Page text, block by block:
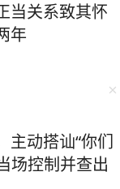
当关系致其怀
年
主动搭讪“你们
场控制并查出